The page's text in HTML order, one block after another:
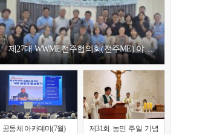
제27대 WWME전주협의회(전주ME) 야…
공동체 아카데미(7월)
제31회 농민 주일 기념